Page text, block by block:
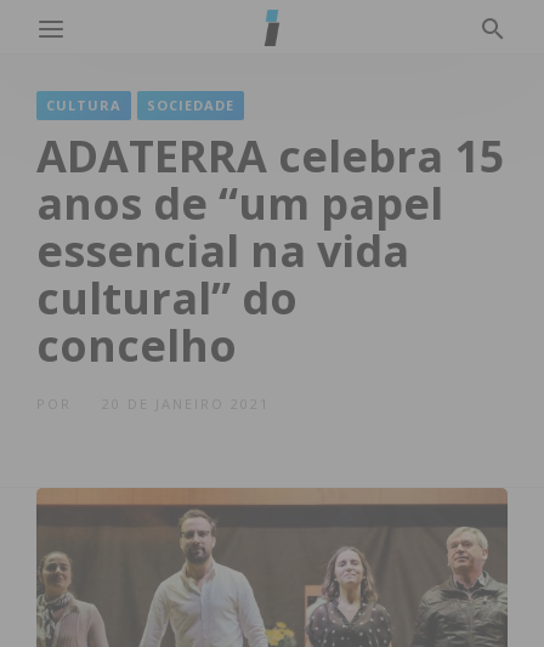
CULTURA SOCIEDADE
ADATERRA celebra 15
anos de “um papel
essencial na vida
cultural” do
concelho
20 DE JANEIRO 2021